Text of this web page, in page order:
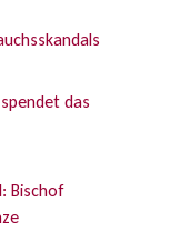
das
Bischof